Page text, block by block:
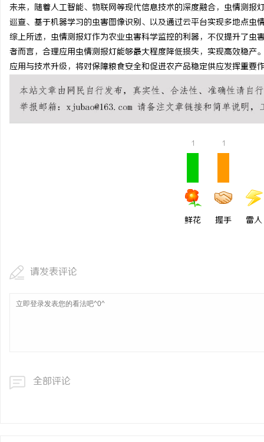
未来，随着人工智能、物联网等现代信息技术的深度融合，虫情测
巡查、基于机器学习的虫害图像识别、以及通过云平台实现多地点
综上所述，虫情测报灯作为农业虫害科学监控的利器，不仅提升了
者而言，合理应用虫情测报灯能够最大程度降低损失，实现高效稳
应用与技术升级，将对保障粮食安全和促进农产品稳定供应发挥重要
1
鲜花
1
握手 雷人
请发表评论
全部评论
贝净 AC 国际医疗实验
全解析